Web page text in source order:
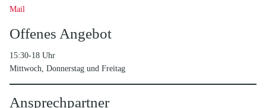
Mail
Offenes Angebot
15:30-18 Uhr
Mittwoch, Donnerstag und Freitag
Ansprechpartner